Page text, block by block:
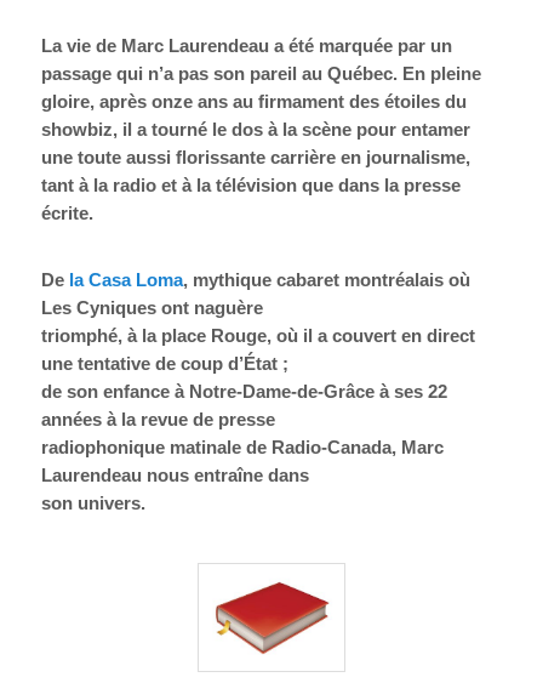
La vie de Marc Laurendeau a été marquée par un
passage qui n’a pas son pareil au Québec. En pleine
gloire, après onze ans au firmament des étoiles du
showbiz, il a tourné le dos à la scène pour entamer
une toute aussi florissante carrière en journalisme,
tant à la radio et à la télévision que dans la presse
écrite.
De la Casa Loma, mythique cabaret montréalais où
Les Cyniques ont naguère
triomphé, à la place Rouge, où il a couvert en direct
une tentative de coup d’État ;
de son enfance à Notre-Dame-de-Grâce à ses 22
années à la revue de presse
radiophonique matinale de Radio-Canada, Marc
Laurendeau nous entraîne dans
son univers.